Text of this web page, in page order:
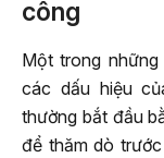
công
Một trong
các dấu hiệu
thường bắt đầu
để thăm dò